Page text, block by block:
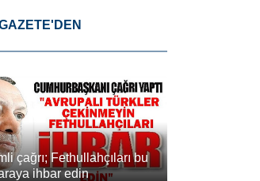
çağrı; Fethullahçıları bu
ihbar edin